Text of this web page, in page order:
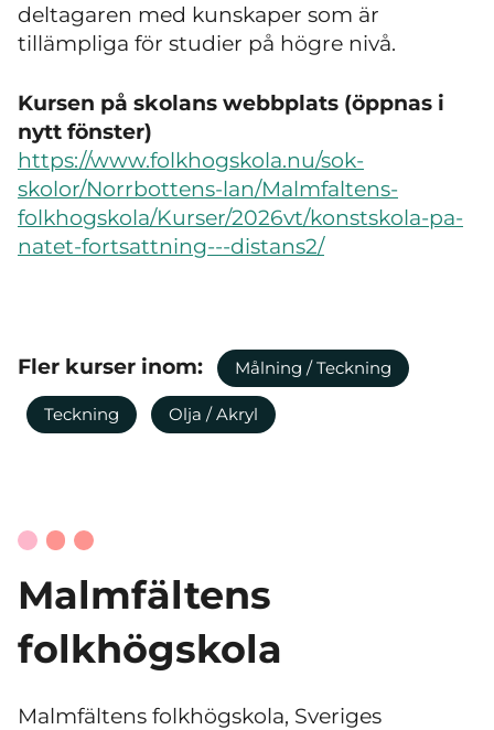
deltagaren med kunskaper som är
tillämpliga för studier på högre nivå.
Kursen på skolans webbplats (öppnas i
nytt fönster)
https://www.folkhogskola.nu/sok-
skolor/Norrbottens-lan/Malmfaltens-
folkhogskola/Kurser/2026vt/konstskola-pa-
natet-fortsattning---distans2/
Fler kurser inom: Målning / Teckning
Teckning Olja / Akryl
Malmfältens
folkhögskola
Malmfältens folkhögskola, Sveriges